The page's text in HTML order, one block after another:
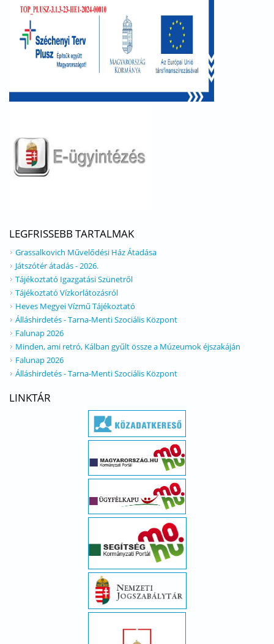
LEGFRISSEBB TARTALMAK
Grassalkovich Művelődési Ház Átadása
Játszótér átadás - 2026.
Tájékoztató Igazgatási Szünetről
Tájékoztató Vízkorlátozásról
Heves Megyei Vízmű Tájékoztató
Álláshirdetés - Tarna-Menti Szociális Központ
Falunap 2026
Minden, ami retró, Kálban gyűlt össze a Múzeumok éjszakáján
Falunap 2026
Álláshirdetés - Tarna-Menti Szociális Központ
LINKTÁR